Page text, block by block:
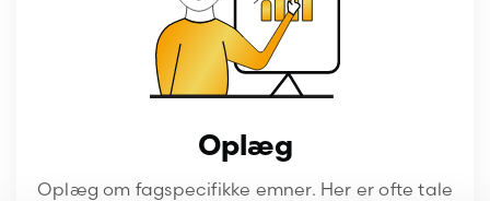
Oplæg
Oplæg om fagspecifikke emner. Her er ofte tale